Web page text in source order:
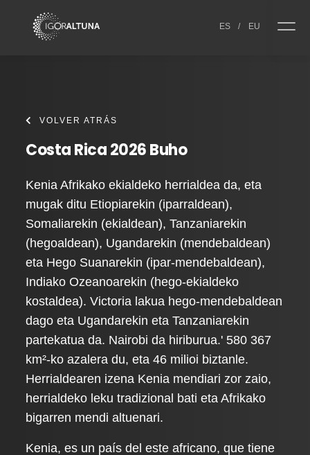
ES / EU
VOLVER ATRÁS
Costa Rica 2026 Buho
Kenia Afrikako ekialdeko herrialdea da, eta
mugak ditu Etiopiarekin (iparraldean),
Somaliarekin (ekialdean), Tanzaniarekin
(hegoaldean), Ugandarekin (mendebaldean)
eta Hego Suanarekin (ipar-mendebaldean),
Indiako Ozeanoarekin (hego-ekialdeko
kostaldea). Victoria lakua hego-mendebaldean
dago eta Ugandarekin eta Tanzaniarekin
partekatua da. Nairobi da hiriburua.' 580 367
km²-ko azalera du, eta 46 milioi biztanle.
Herrialdearen izena Kenia mendiari zor zaio,
herrialdeko leku tradizional bati eta Afrikako
bigarren mendi altuenari.
Kenia, es un país del este africano, que tiene